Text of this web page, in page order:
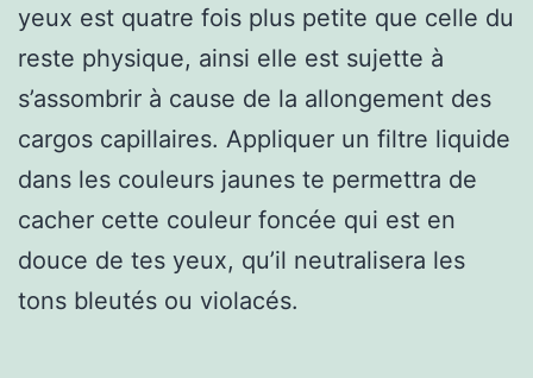
yeux est quatre fois plus petite que celle du
reste physique, ainsi elle est sujette à
s’assombrir à cause de la allongement des
cargos capillaires. Appliquer un filtre liquide
dans les couleurs jaunes te permettra de
cacher cette couleur foncée qui est en
douce de tes yeux, qu’il neutralisera les
tons bleutés ou violacés.